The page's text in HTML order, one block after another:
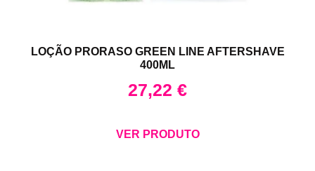
LOÇÃO PRORASO GREEN LINE AFTERSHAVE
400ML
27,22 €
VER PRODUTO